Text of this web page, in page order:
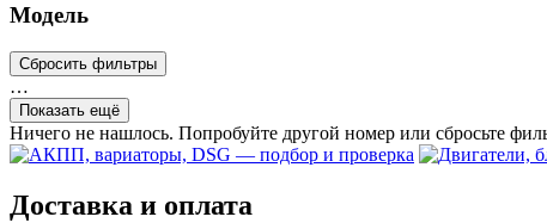
Модель
Сбросить фильтры
…
Показать ещё
Ничего не нашлось. Попробуйте другой номер или сбросьте
Доставка и оплата